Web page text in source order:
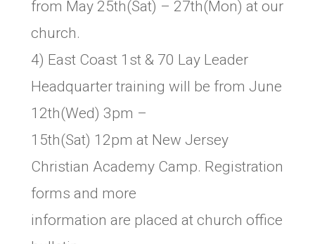
from May 25th(Sat) – 27th(Mon) at our
church.
4) East Coast 1st & 70 Lay Leader
Headquarter training will be from June
12th(Wed) 3pm –
15th(Sat) 12pm at New Jersey
Christian Academy Camp. Registration
forms and more
information are placed at church office